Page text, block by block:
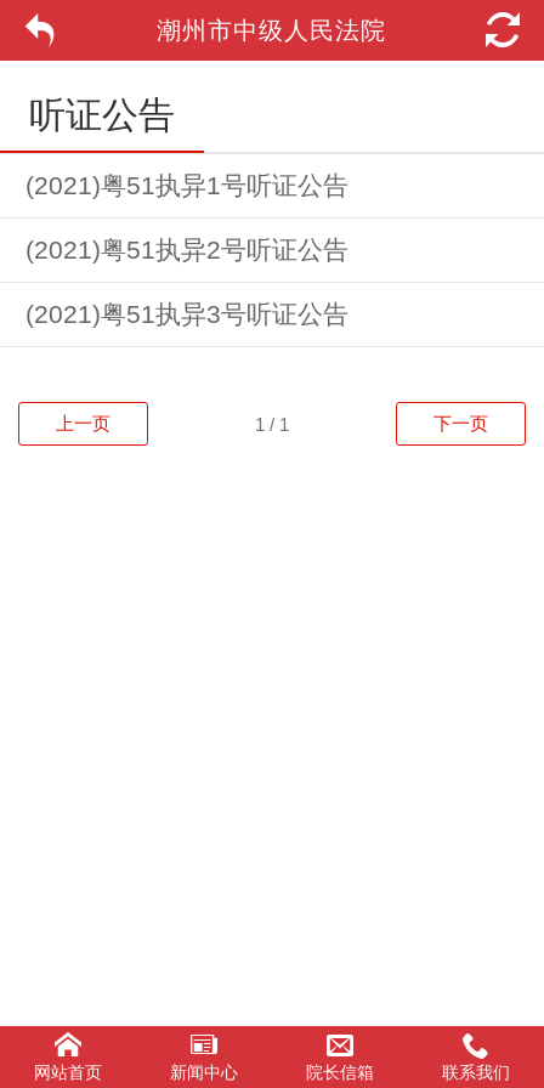
潮州市中级人民法院
听证公告
(2021)粤51执异1号听证公告
(2021)粤51执异2号听证公告
(2021)粤51执异3号听证公告
上一页 1 / 1 下一页
网站首页 新闻中心 院长信箱 联系我们